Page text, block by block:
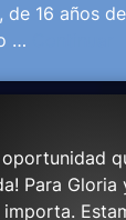
de 16 años
…
Para Gloria